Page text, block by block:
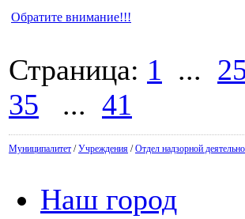
Обратите внимание!!!
Страница: 1 ...
35
... 41
Муниципалитет /Учреждения /Отдел надзорной
Наш город